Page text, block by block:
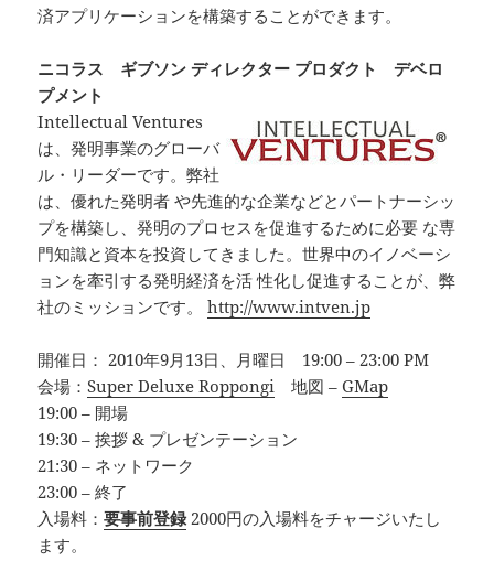
済アプリケーションを構築することができます。
ニコラス ギブソン ディレクター プロダクト デベロ
プメント
Intellectual Ventures
は、発明事業のグローバ
ル・リーダーです。弊社
は、優れた発明者 や先進的な企業などとパートナーシッ
プを構築し、発明のプロセスを促進するために必要 な専
門知識と資本を投資してきました。世界中のイノベーシ
ョンを牽引する発明経済を活 性化し促進することが、弊
社のミッションです。http://www.intven.jp
開催日： 2010年9月13日、月曜日 19:00 – 23:00 PM
会場：Super Deluxe Roppongi 地図 –GMap
19:00 – 開場
19:30 – 挨拶 & プレゼンテーション
21:30 – ネットワーク
23:00 – 終了
入場料：要事前登録2000円の入場料をチャージいたし
ます。